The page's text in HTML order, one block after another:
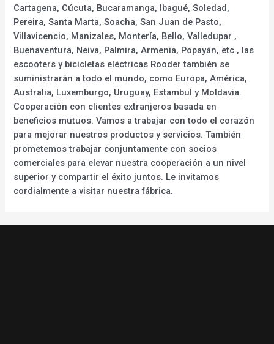
Cartagena, Cúcuta, Bucaramanga, Ibagué, Soledad,
Pereira, Santa Marta, Soacha, San Juan de Pasto,
Villavicencio, Manizales, Montería, Bello, Valledupar ,
Buenaventura, Neiva, Palmira, Armenia, Popayán, etc., las
escooters y bicicletas eléctricas Rooder también se
suministrarán a todo el mundo, como Europa, América,
Australia, Luxemburgo, Uruguay, Estambul y Moldavia.
Cooperación con clientes extranjeros basada en
beneficios mutuos. Vamos a trabajar con todo el corazón
para mejorar nuestros productos y servicios. También
prometemos trabajar conjuntamente con socios
comerciales para elevar nuestra cooperación a un nivel
superior y compartir el éxito juntos. Le invitamos
cordialmente a visitar nuestra fábrica.